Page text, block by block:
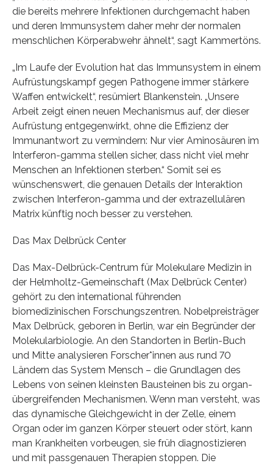
die bereits mehrere Infektionen durchgemacht haben
und deren Immunsystem daher mehr der normalen
menschlichen Körperabwehr ähnelt“, sagt Kammertöns.
„Im Laufe der Evolution hat das Immunsystem in einem
Aufrüstungskampf gegen Pathogene immer stärkere
Waffen entwickelt“, resümiert Blankenstein. „Unsere
Arbeit zeigt einen neuen Mechanismus auf, der dieser
Aufrüstung entgegenwirkt, ohne die Effizienz der
Immunantwort zu vermindern: Nur vier Aminosäuren im
Interferon-gamma stellen sicher, dass nicht viel mehr
Menschen an Infektionen sterben.“ Somit sei es
wünschenswert, die genauen Details der Interaktion
zwischen Interferon-gamma und der extrazellulären
Matrix künftig noch besser zu verstehen.
Das Max Delbrück Center
Das Max-Delbrück-Centrum für Molekulare Medizin in
der Helmholtz-Gemeinschaft (Max Delbrück Center)
gehört zu den international führenden
biomedizinischen Forschungszentren. Nobelpreisträger
Max Delbrück, geboren in Berlin, war ein Begründer der
Molekularbiologie. An den Standorten in Berlin-Buch
und Mitte analysieren Forscher*innen aus rund 70
Ländern das System Mensch – die Grundlagen des
Lebens von seinen kleinsten Bausteinen bis zu organ-
übergreifenden Mechanismen. Wenn man versteht, was
das dynamische Gleichgewicht in der Zelle, einem
Organ oder im ganzen Körper steuert oder stört, kann
man Krankheiten vorbeugen, sie früh diagnostizieren
und mit passgenauen Therapien stoppen. Die